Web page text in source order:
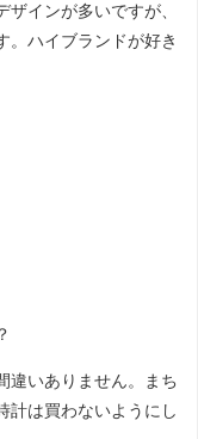
ザインが多いですが、
。ハイブランドが好き
違いありません。まち
計は買わないようにし